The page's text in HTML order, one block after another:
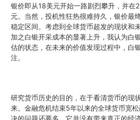
银价即从18美元开始一路剧烈攀升，并在
元。当然，投机性狂热很难持久，银价最
稳定区间。考虑到全球货币超发的现状和
加之白银开采成本的显著上升，我认为白
估的状态，在未来的价值发现过程中，白
注。
研究货币历史的目的，在于看清货币的现
来。金融危机结束5年以来的全球货币宽
决的问题还要多，它并没有带来真正的经